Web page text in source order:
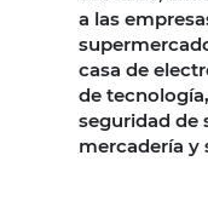
a las
casa de
de
seguridad de
mercadería y